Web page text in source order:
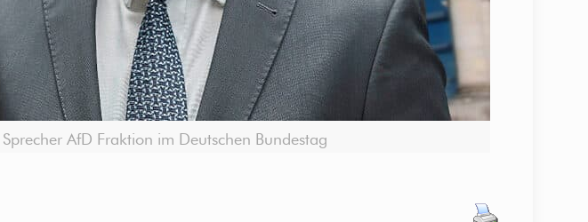
AfD Fraktion im Deutschen Bundestag